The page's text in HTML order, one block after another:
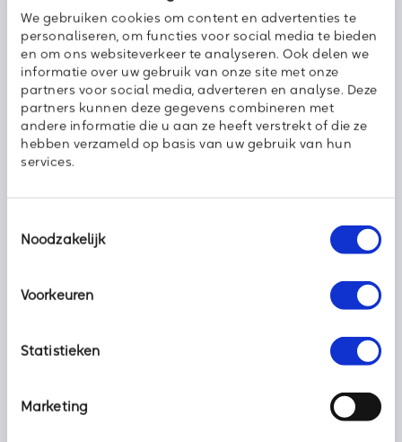
We gebruiken cookies om content en advertenties te
personaliseren, om functies voor social media te bieden
en om ons websiteverkeer te analyseren. Ook delen we
informatie over uw gebruik van onze site met onze
partners voor social media, adverteren en analyse. Deze
partners kunnen deze gegevens combineren met
andere informatie die u aan ze heeft verstrekt of die ze
hebben verzameld op basis van uw gebruik van hun
services.
Noodzakelijk
Voorkeuren
Statistieken
Marketing
Voice over IP
Bereikbaarheid – zowel voor klanten, leveranciers en eigen
medewerkers – is enorm belangrijk voor elke ondernemer. Als
zaak dat hij/zij in elk geval nog wel op een centraal vast
nummer te bereiken is. Met Voice over IP (VoIP) ligt de hele
wereld aan uw voeten. Axoft levert met vaste telefonie van KPN
de ideale oplossing waarmee u zelf uw bereikbaarheid bepaalt
met automatische nachtschakelmogelijkheden. Of een
handig keuzemenu of de optie om door te verbinden naar